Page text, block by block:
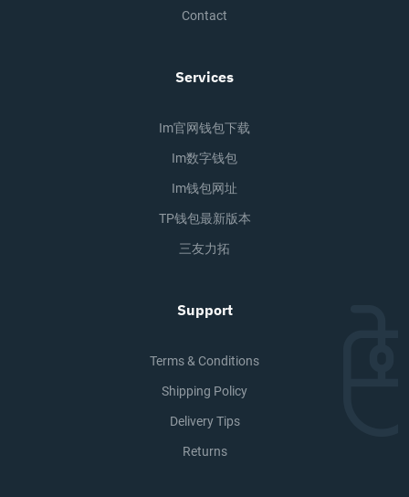
Contact
Services
Im官网钱包下载
Im数字钱包
Im钱包网址
TP钱包最新版本
三友力拓
Support
Terms & Conditions
Shipping Policy
Delivery Tips
Returns